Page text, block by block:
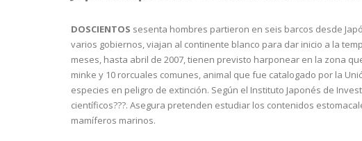
DOSCIENTOS sesenta hombres partieron en seis barcos desde
varios gobiernos, viajan al continente blanco para dar inicio a la
meses, hasta abril de 2007, tienen previsto harponear en la zona
minke y 10 rorcuales comunes, animal que fue catalogado por la
especies en peligro de extinción. Según el Instituto Japonés de
científicos???. Asegura pretenden estudiar los contenidos
mamíferos marinos.